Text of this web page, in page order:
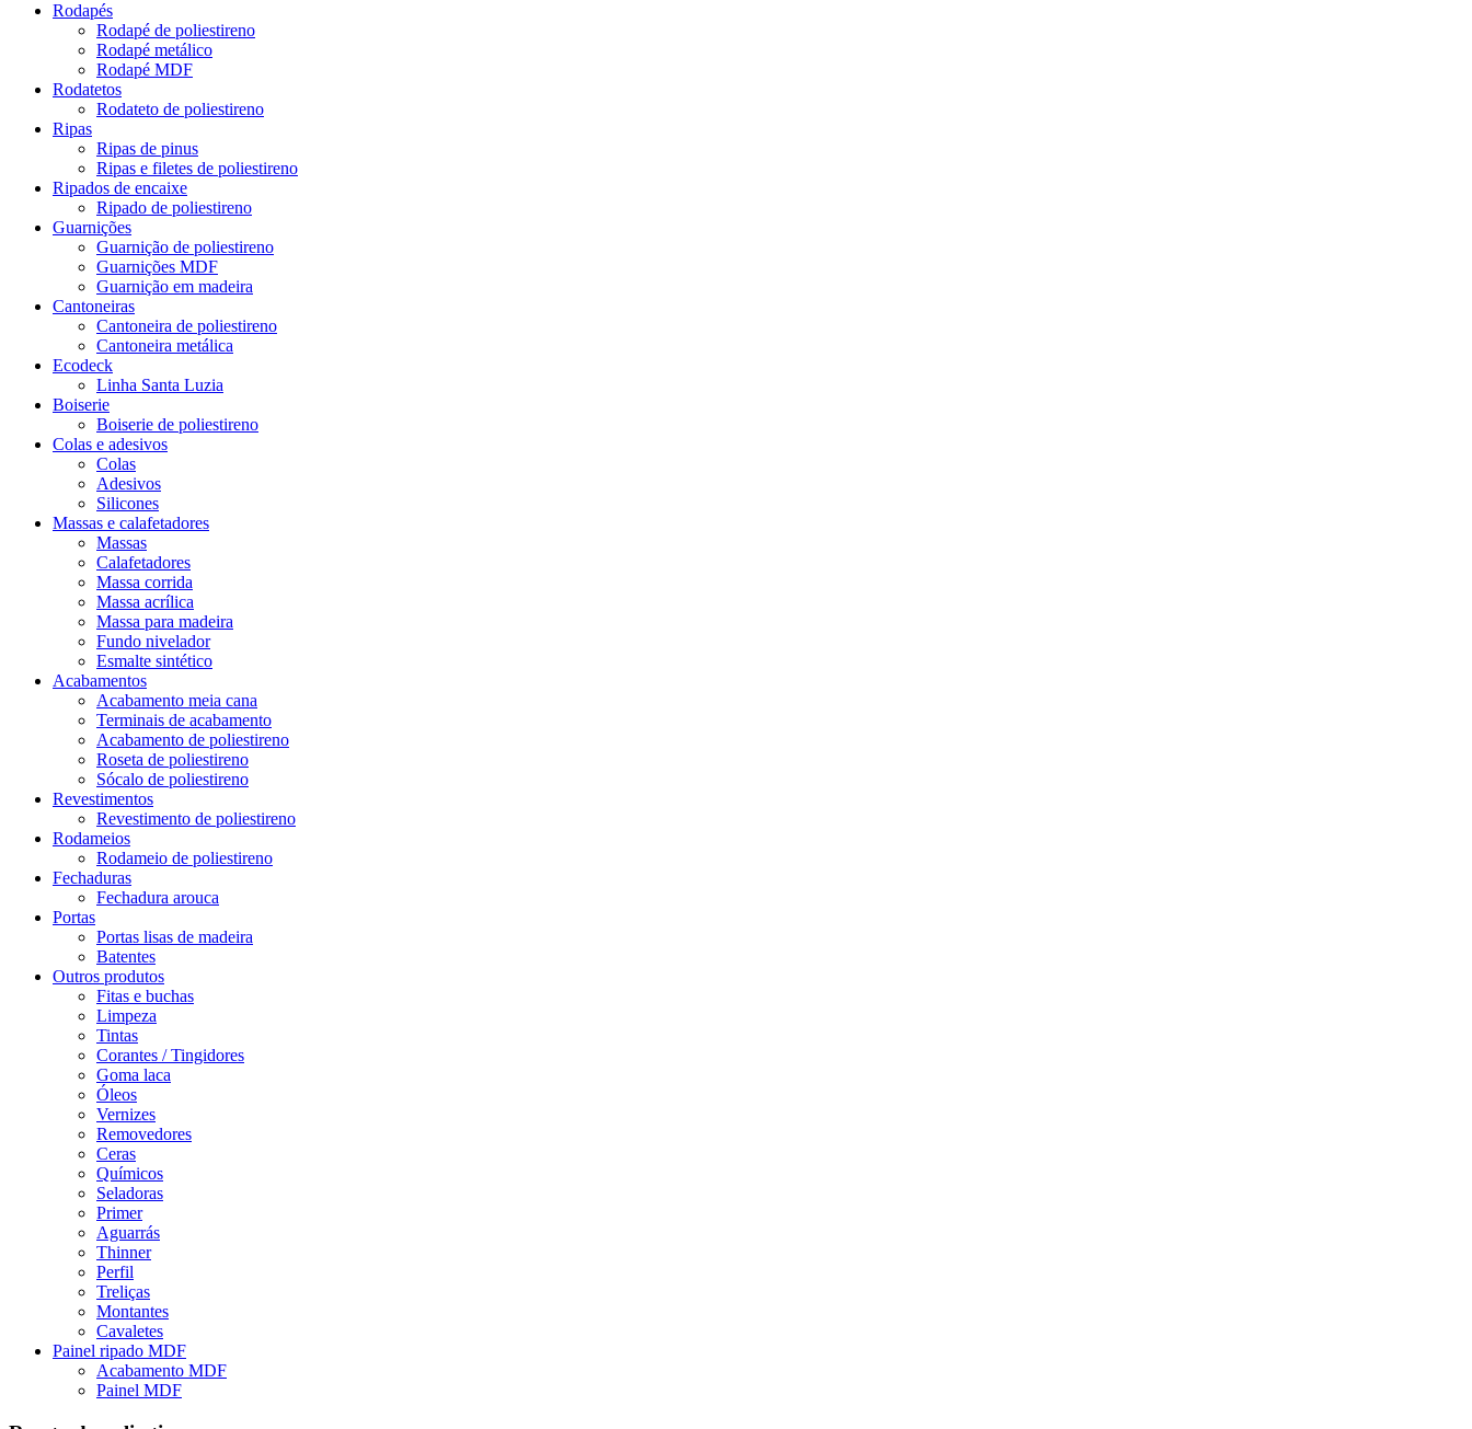
Rodapés
Rodapé de poliestireno
Rodapé metálico
Rodapé MDF
Rodatetos
Rodateto de poliestireno
Ripas
Ripas de pinus
Ripas e filetes de poliestireno
Ripados de encaixe
Ripado de poliestireno
Guarnições
Guarnição de poliestireno
Guarnições MDF
Guarnição em madeira
Cantoneiras
Cantoneira de poliestireno
Cantoneira metálica
Ecodeck
Linha Santa Luzia
Boiserie
Boiserie de poliestireno
Colas e adesivos
Colas
Adesivos
Silicones
Massas e calafetadores
Massas
Calafetadores
Massa corrida
Massa acrílica
Massa para madeira
Fundo nivelador
Esmalte sintético
Acabamentos
Acabamento meia cana
Terminais de acabamento
Acabamento de poliestireno
Roseta de poliestireno
Sócalo de poliestireno
Revestimentos
Revestimento de poliestireno
Rodameios
Rodameio de poliestireno
Fechaduras
Fechadura arouca
Portas
Portas lisas de madeira
Batentes
Outros produtos
Fitas e buchas
Limpeza
Tintas
Corantes / Tingidores
Goma laca
Óleos
Vernizes
Removedores
Ceras
Químicos
Seladoras
Primer
Aguarrás
Thinner
Perfil
Treliças
Montantes
Cavaletes
Painel ripado MDF
Acabamento MDF
Painel MDF